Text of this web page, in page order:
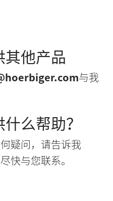
他产品
与我
么帮助？
疑问，请告诉我
快与您联系。